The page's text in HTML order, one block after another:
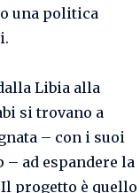
una politica
Libia alla
si trovano a
– con i suoi
– ad espandere la
progetto è quello